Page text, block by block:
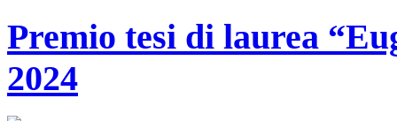
Premio tesi di laurea
2024